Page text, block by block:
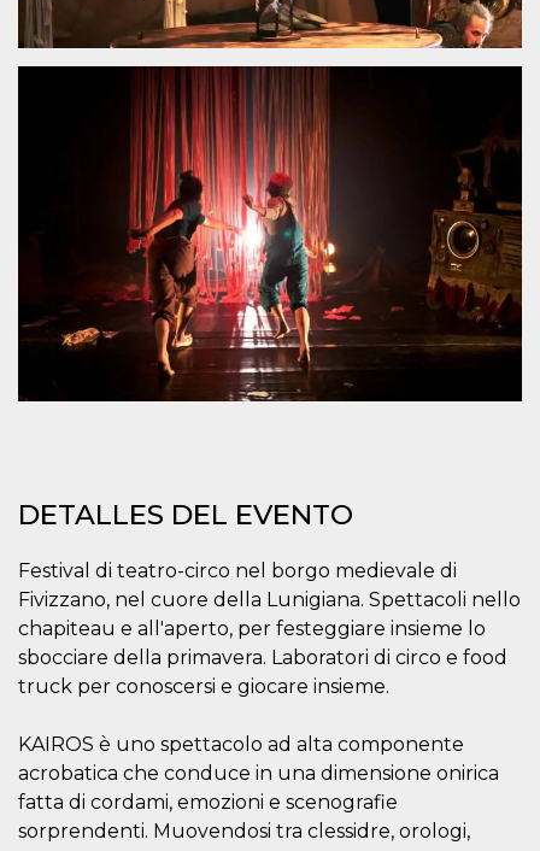
DETALLES DEL EVENTO
Festival di teatro-circo nel borgo medievale di
Fivizzano, nel cuore della Lunigiana. Spettacoli nello
chapiteau e all'aperto, per festeggiare insieme lo
sbocciare della primavera. Laboratori di circo e food
truck per conoscersi e giocare insieme.
KAIROS è uno spettacolo ad alta componente
acrobatica che conduce in una dimensione onirica
fatta di cordami, emozioni e scenografie
sorprendenti. Muovendosi tra clessidre, orologi,
PHP.net
oooh.events
Sesión
Cookie
generada por
propósito
general que se
utiliza para
mantener las
variables de
sesión del
usuario.
Normalmente es
un número
generado al
azar, la forma en
que se usa
puede ser
m
Stripe
1 año 1 mes
para el
rendimiento y la
optimización de
los servicios de
procesamiento
de pagos,
facilitando el
para hacer que
las páginas se
carguen más
rápido.
CookieScriptConsent
CookieScript
oooh.events
4 semanas 2
días
El servicio
Cookie-